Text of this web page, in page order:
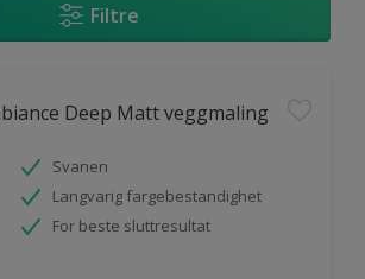
Filtre
Deep Matt veggmaling
Svanen
Langvarig fargebestandighet
For beste sluttresultat